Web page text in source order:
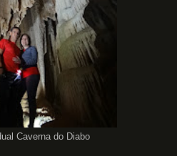
Caverna do Diabo